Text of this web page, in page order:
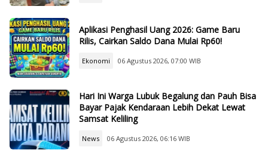
Aplikasi Penghasil Uang 2026: Game Baru
Rilis, Cairkan Saldo Dana Mulai Rp60!
Ekonomi 06 Agustus 2026, 07:00 WIB
Hari Ini Warga Lubuk Begalung dan Pauh Bisa
Bayar Pajak Kendaraan Lebih Dekat Lewat
Samsat Keliling
News 06 Agustus 2026, 06:16 WIB